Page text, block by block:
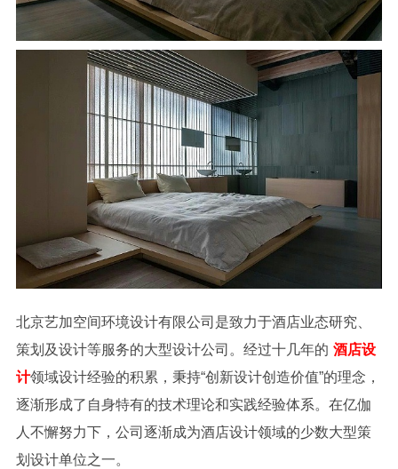
北京艺加空间环境设计有限公司 是致力于酒店业态研究、
策划及设计等服务的大型设计公司。经过十几年的 酒店设
计领域设计经验的积累，秉持“创新设计创造价值”的理念，
逐渐形成了自身特有的技术理论和实践经验体系。在亿伽
人不懈努力下，公司逐渐成为酒店设计领域的少数大型策
划设计单位之一。